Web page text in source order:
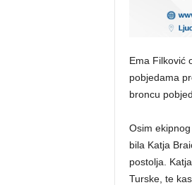
Ema Filković
pobjedama
broncu
Osim
bila Katja
postolja.
Turske, te